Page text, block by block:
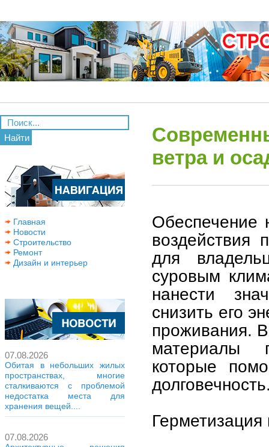
Найти
Главная
Новости
Строительство
Ремонт
Дизайн и интерьер
07.08.2026
Обитая в небольших жилых
пространствах, многие
сталкиваются с проблемой
недостатка места для
хранения вещей....
07.08.2026
ветра и
для
суровым
нанести
снизить его
проживания.
материалы
которые